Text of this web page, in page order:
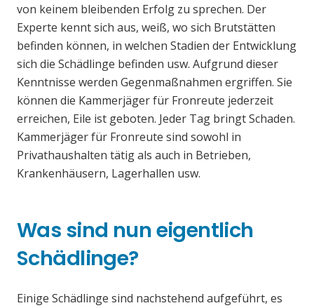
von keinem bleibenden Erfolg zu sprechen. Der
Experte kennt sich aus, weiß, wo sich Brutstätten
befinden können, in welchen Stadien der Entwicklung
sich die Schädlinge befinden usw. Aufgrund dieser
Kenntnisse werden Gegenmaßnahmen ergriffen. Sie
können die Kammerjäger für Fronreute jederzeit
erreichen, Eile ist geboten. Jeder Tag bringt Schaden.
Kammerjäger für Fronreute sind sowohl in
Privathaushalten tätig als auch in Betrieben,
Krankenhäusern, Lagerhallen usw.
Was sind nun eigentlich
Schädlinge?
Einige Schädlinge sind nachstehend aufgeführt, es